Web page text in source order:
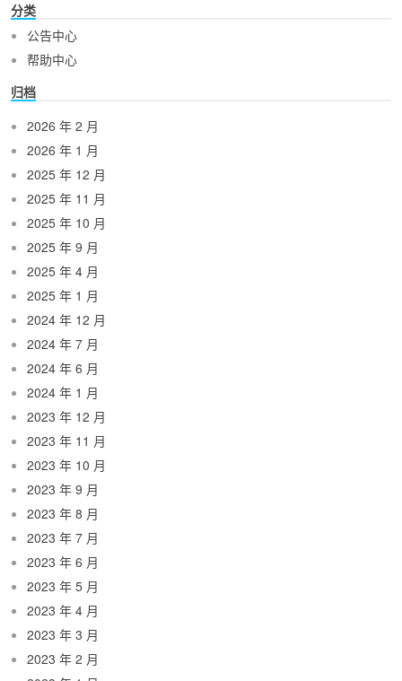
分类
公告中心
帮助中心
归档
2026 年 2 月
2026 年 1 月
2025 年 12 月
2025 年 11 月
2025 年 10 月
2025 年 9 月
2025 年 4 月
2025 年 1 月
2024 年 12 月
2024 年 7 月
2024 年 6 月
2024 年 1 月
2023 年 12 月
2023 年 11 月
2023 年 10 月
2023 年 9 月
2023 年 8 月
2023 年 7 月
2023 年 6 月
2023 年 5 月
2023 年 4 月
2023 年 3 月
2023 年 2 月